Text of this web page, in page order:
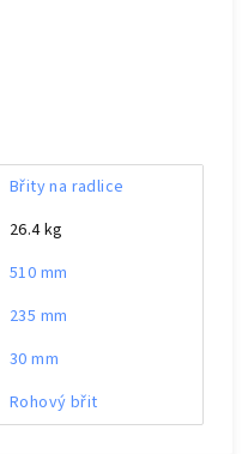
Břity na radlice
26.4 kg
510 mm
235 mm
30 mm
Rohový břit